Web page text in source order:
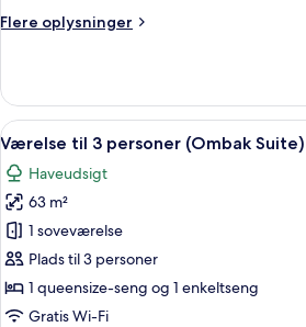
enkeltsenge
Flere oplysninger
Flere
med
dobbeltseng
eller
enkeltsenge
Indlæs
alle
billeder
af
Værelse
til
3
personer
Et
4
Værelse til 3 personer (Ombak Suite)
Haveudsigt
63 m²
1 soveværelse
Plads til 3 personer
1 queensize-seng og 1 enkeltseng
Gratis Wi-Fi